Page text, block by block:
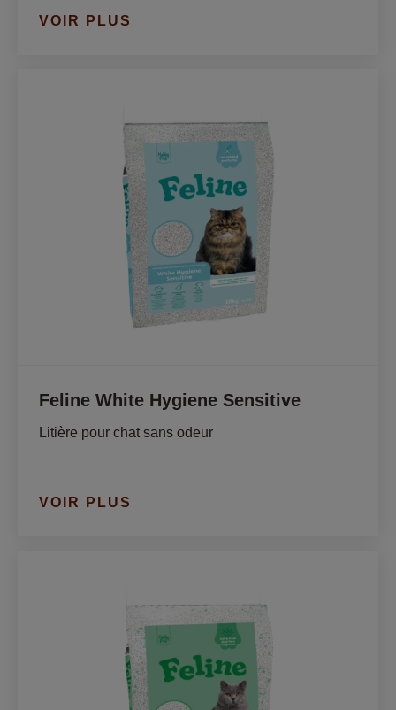
VOIR PLUS
Feline White Hygiene Sensitive
Litière pour chat sans odeur
VOIR PLUS